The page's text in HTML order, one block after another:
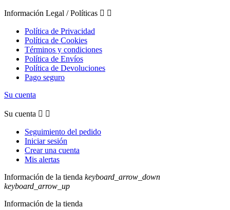
Información Legal / Políticas  
Política de Privacidad
Política de Cookies
Términos y condiciones
Política de Envíos
Política de Devoluciones
Pago seguro
Su cuenta
Su cuenta  
Seguimiento del pedido
Iniciar sesión
Crear una cuenta
Mis alertas
Información de la tienda keyboard_arrow_down
keyboard_arrow_up
Información de la tienda